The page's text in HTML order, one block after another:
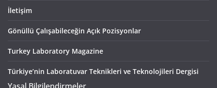
İletişim
Gönüllü Çalışabileceğin Açık Pozisyonlar
Turkey Laboratory Magazine
Türkiye’nin Laboratuvar Teknikleri ve Teknolojileri Dergisi